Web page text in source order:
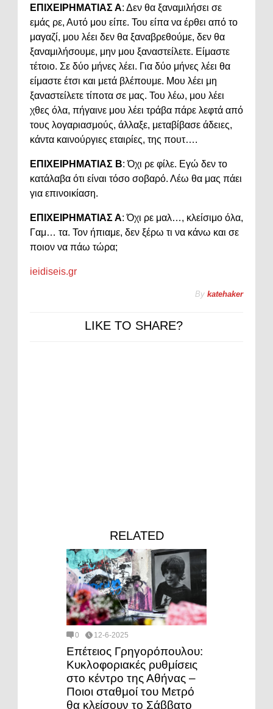
ΕΠΙΧΕΙΡΗΜΑΤΙΑΣ Α: Δεν θα ξαναμιλήσει σε
εμάς ρε, Αυτό μου είπε. Του είπα να έρθει από το
μαγαζί, μου λέει δεν θα ξαναβρεθούμε, δεν θα
ξαναμιλήσουμε, μην μου ξαναστείλετε. Είμαστε
τέτοιο. Σε δύο μήνες λέει. Για δύο μήνες λέει θα
είμαστε έτσι και μετά βλέπουμε. Μου λέει μη
ξαναστείλετε τίποτα σε μας. Του λέω, μου λέει
χθες όλα, πήγαινε μου λέει τράβα πάρε λεφτά από
τους λογαριασμούς, άλλαξε, μεταβίβασε άδειες,
κάντα καινούργιες εταιρίες, της πουτ….
ΕΠΙΧΕΙΡΗΜΑΤΙΑΣ Β: Όχι ρε φίλε. Εγώ δεν το
κατάλαβα ότι είναι τόσο σοβαρό. Λέω θα μας πάει
για επινοικίαση.
ΕΠΙΧΕΙΡΗΜΑΤΙΑΣ Α: Όχι ρε μαλ…, κλείσιμο όλα,
Γαμ… τα. Τον ήπιαμε, δεν ξέρω τι να κάνω και σε
ποιον να πάω τώρα;
ieidiseis.gr
By katehaker
LIKE TO SHARE?
RELATED
0 12-6-2025
Επέτειος Γρηγορόπουλου:
Κυκλοφοριακές ρυθμίσεις
στο κέντρο της Αθήνας –
Ποιοι σταθμοί του Μετρό
θα κλείσουν το Σάββατο